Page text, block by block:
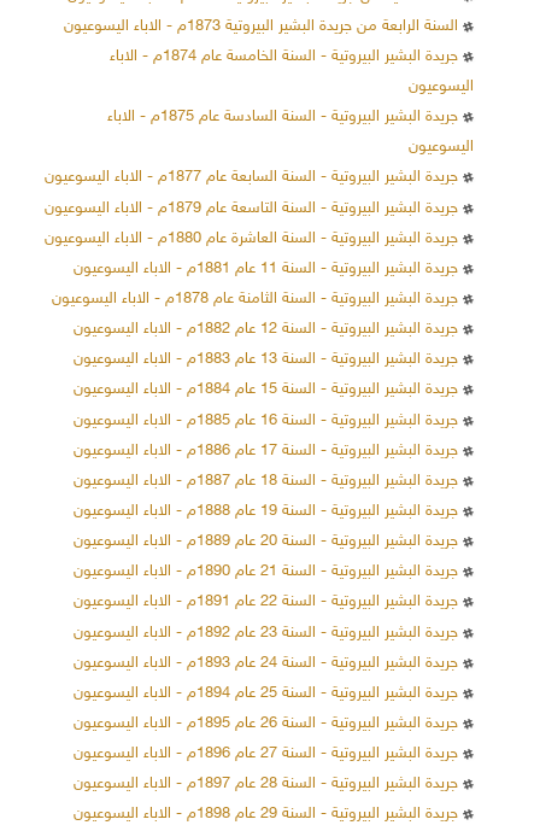
السنة الرابعة من جريدة البشير البيروتية 1873م - الاباء اليسوعيون
جريدة البشير البيروتية - السنة الخامسة عام 1874م - الاباء
اليسوعيون
جريدة البشير البيروتية - السنة السادسة عام 1875م - الاباء
اليسوعيون
جريدة البشير البيروتية - السنة السابعة عام 1877م - الاباء اليسوعيون
جريدة البشير البيروتية - السنة التاسعة عام 1879م - الاباء اليسوعيون
جريدة البشير البيروتية - السنة العاشرة عام 1880م - الاباء اليسوعيون
جريدة البشير البيروتية - السنة 11 عام 1881م - الاباء اليسوعيون
جريدة البشير البيروتية - السنة الثامنة عام 1878م - الاباء اليسوعيون
جريدة البشير البيروتية - السنة 12 عام 1882م - الاباء اليسوعيون
جريدة البشير البيروتية - السنة 13 عام 1883م - الاباء اليسوعيون
جريدة البشير البيروتية - السنة 15 عام 1884م - الاباء اليسوعيون
جريدة البشير البيروتية - السنة 16 عام 1885م - الاباء اليسوعيون
جريدة البشير البيروتية - السنة 17 عام 1886م - الاباء اليسوعيون
جريدة البشير البيروتية - السنة 18 عام 1887م - الاباء اليسوعيون
جريدة البشير البيروتية - السنة 19 عام 1888م - الاباء اليسوعيون
جريدة البشير البيروتية - السنة 20 عام 1889م - الاباء اليسوعيون
جريدة البشير البيروتية - السنة 21 عام 1890م - الاباء اليسوعيون
جريدة البشير البيروتية - السنة 22 عام 1891م - الاباء اليسوعيون
جريدة البشير البيروتية - السنة 23 عام 1892م - الاباء اليسوعيون
جريدة البشير البيروتية - السنة 24 عام 1893م - الاباء اليسوعيون
جريدة البشير البيروتية - السنة 25 عام 1894م - الاباء اليسوعيون
جريدة البشير البيروتية - السنة 26 عام 1895م - الاباء اليسوعيون
جريدة البشير البيروتية - السنة 27 عام 1896م - الاباء اليسوعيون
جريدة البشير البيروتية - السنة 28 عام 1897م - الاباء اليسوعيون
جريدة البشير البيروتية - السنة 29 عام 1898م - الاباء اليسوعيون